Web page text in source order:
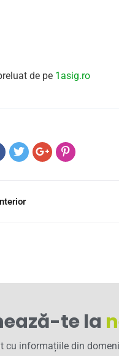
de pe 1asig.ro
te la
cu informațiile din